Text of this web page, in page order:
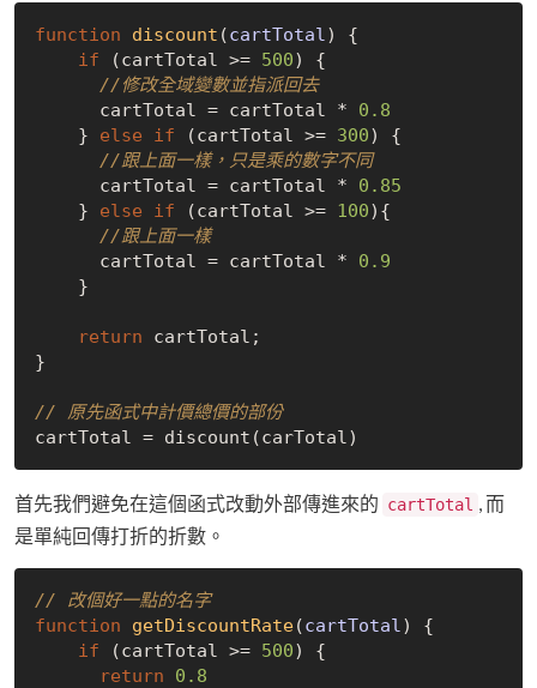
function discount (cartTotal) {
if (cartTotal >= 500) {
//修改全域變數並指派回去
      cartTotal = cartTotal *
0.8
    }
else if (cartTotal >= 300) {
//跟上面一樣，只是乘的數字不同
      cartTotal = cartTotal *
0.85
    }
else if (cartTotal >= 100){
//跟上面一樣
      cartTotal = cartTotal *
0.9
return cartTotal;
}
// 原先函式中計價總價的部份
首先我們避免在這個函式改動外部傳進來的 cartTotal , 而
是單純回傳打折的折數。
// 改個好一點的名字
function
getDiscountRate(cartTotal) {
if (cartTotal >= 500) {
return
0.8